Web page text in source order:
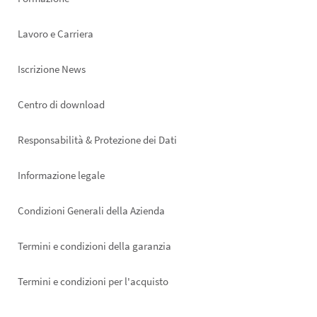
Lavoro e Carriera
Iscrizione News
Footer
Centro di download
Responsabilità & Protezione dei Dati
Informazione legale
Condizioni Generali della Azienda
Termini e condizioni della garanzia
Termini e condizioni per l'acquisto